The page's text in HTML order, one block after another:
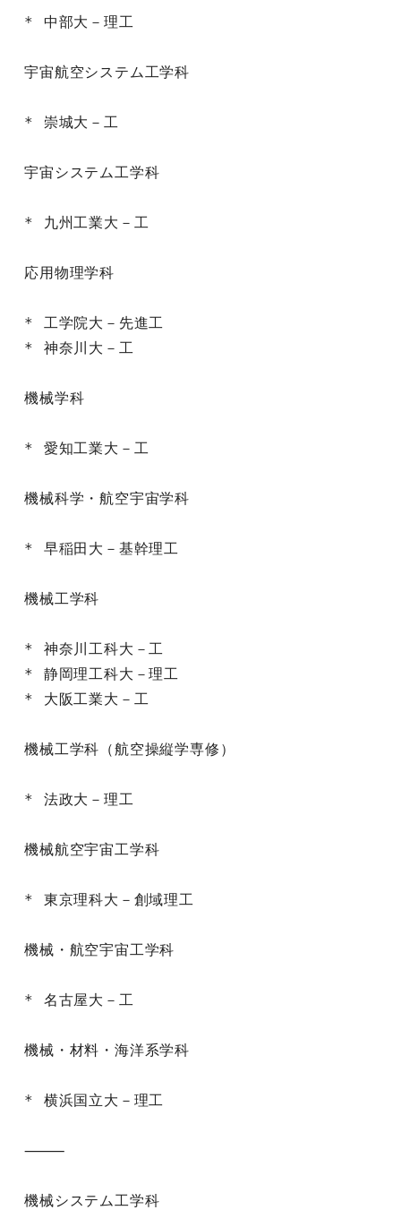
* 中部大－理工
宇宙航空システム工学科
* 崇城大－工
宇宙システム工学科
* 九州工業大－工
応用物理学科
* 工学院大－先進工
* 神奈川大－工
機械学科
* 愛知工業大－工
機械科学・航空宇宙学科
* 早稲田大－基幹理工
機械工学科
* 神奈川工科大－工
* 静岡理工科大－理工
* 大阪工業大－工
機械工学科（航空操縦学専修）
* 法政大－理工
機械航空宇宙工学科
* 東京理科大－創域理工
機械・航空宇宙工学科
* 名古屋大－工
機械・材料・海洋系学科
* 横浜国立大－理工
⸻
機械システム工学科